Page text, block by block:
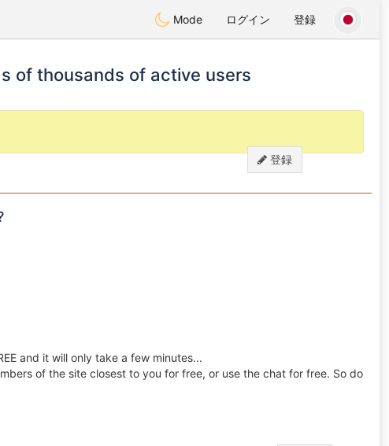
Mode ログイン 登録
of thousands of active users
登録
and it will only take a few minutes...
of the site closest to you for free, or use the chat for free. So do